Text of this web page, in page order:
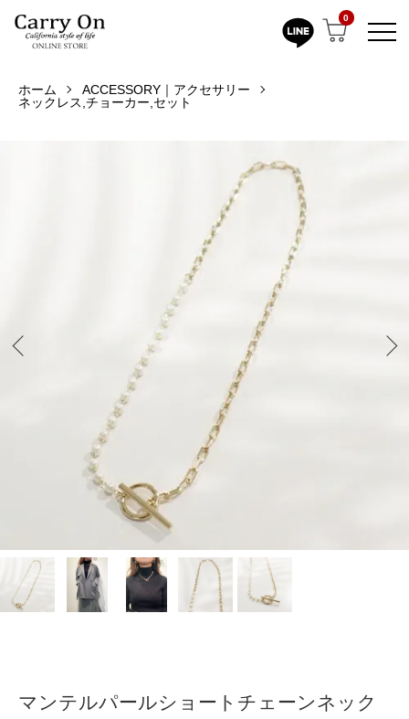
0
ホーム
ACCESSORY｜アクセサリー
ネックレス,チョーカー,セット
マンテルパールショートチェーンネック